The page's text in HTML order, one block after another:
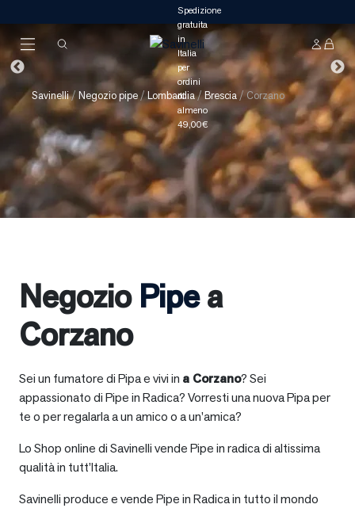
Savinelli/ Negozio pipe/Lombardia/Brescia /Corzano
Negozio Pipea
Corzano
Sei un fumatore di Pipa e vivi in a Corzano? Sei
appassionato di Pipe in Radica? Vorresti una nuova Pipa per
te o per regalarla a un amico o a un’amica?
Lo Shop online di Savinelli vende Pipe in radica di altissima
qualità in tutt’Italia.
Savinelli produce e vende Pipe in Radica in tutto il mondo